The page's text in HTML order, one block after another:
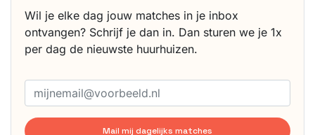
Wil je elke dag jouw matches in je inbox
ontvangen? Schrijf je dan in. Dan sturen we je 1x
per dag de nieuwste huurhuizen.
Mail mij dagelijks matches